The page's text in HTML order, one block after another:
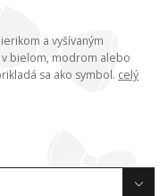
a vyšívaným
bielom, modrom alebo
sa ako symbol. celý